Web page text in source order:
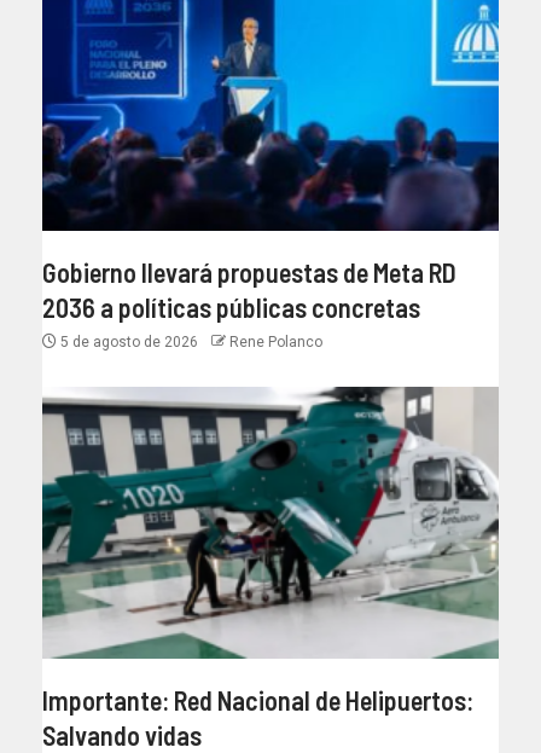
Gobierno llevará propuestas de Meta RD
2036 a políticas públicas concretas
5 de agosto de 2026 Rene Polanco
Importante: Red Nacional de Helipuertos:
Salvando vidas